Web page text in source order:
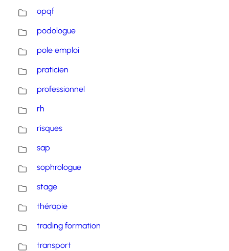
opqf
podologue
pole emploi
praticien
professionnel
rh
risques
sap
sophrologue
stage
thérapie
trading formation
transport